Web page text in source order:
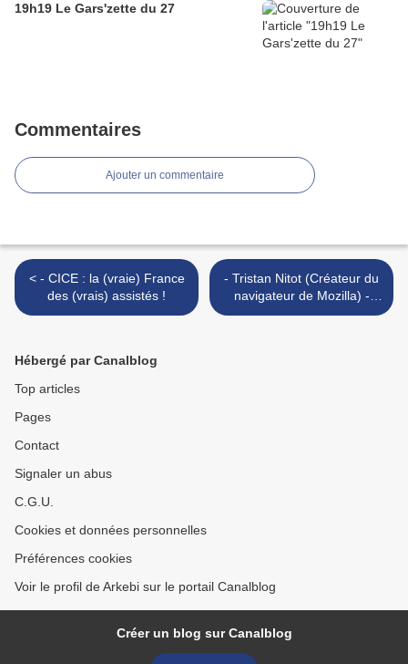
19h19 Le Gars'zette du 27
Commentaires
Ajouter un commentaire
< - CICE : la (vraie) France
des (vrais) assistés !
- Tristan Nitot (Créateur du
navigateur de Mozilla) -
Google et les petits
Hébergé par Canalblog
Top articles
Pages
Contact
Signaler un abus
C.G.U.
Cookies et données personnelles
Préférences cookies
Voir le profil de Arkebi sur le portail Canalblog
Créer un blog sur Canalblog